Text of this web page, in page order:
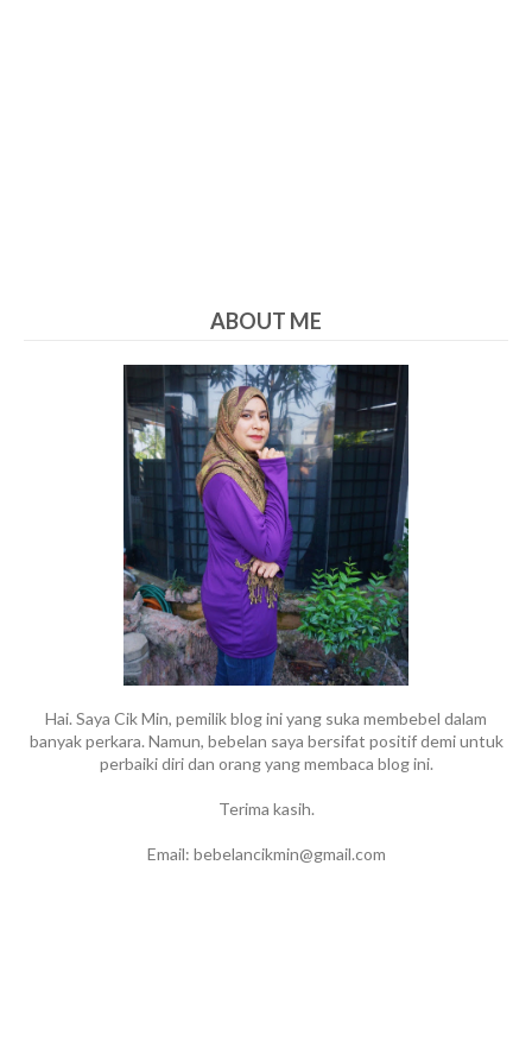
ABOUT ME
Hai. Saya Cik Min, pemilik blog ini yang suka membebel dalam
banyak perkara. Namun, bebelan saya bersifat positif demi untuk
perbaiki diri dan orang yang membaca blog ini.
Terima kasih.
Email: bebelancikmin@gmail.com